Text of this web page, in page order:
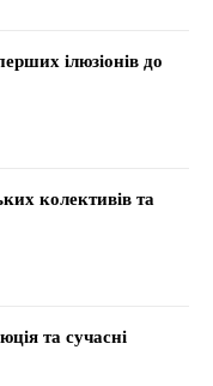
ілюзіонів до
колективів та
та сучасні